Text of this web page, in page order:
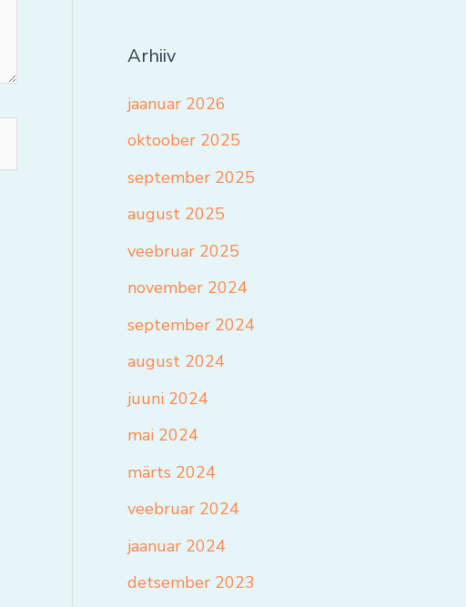
Arhiiv
jaanuar 2026
oktoober 2025
september 2025
august 2025
veebruar 2025
november 2024
september 2024
august 2024
juuni 2024
mai 2024
märts 2024
veebruar 2024
jaanuar 2024
detsember 2023